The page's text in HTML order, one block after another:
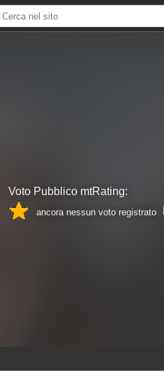
Voto Pubblico mtRating:
ancora nessun voto registrato